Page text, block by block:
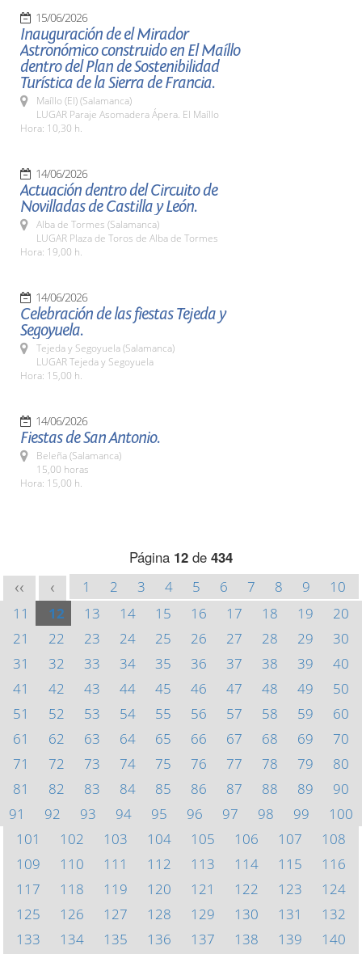
15/06/2026
Inauguración de el Mirador
Astronómico construido en El Maíllo
dentro del Plan de Sostenibilidad
Turística de la Sierra de Francia.
Maíllo (El) (Salamanca)
LUGAR Paraje Asomadera Ápera. El Maíllo
Hora: 10,30 h.
14/06/2026
Actuación dentro del Circuito de
Novilladas de Castilla y León.
Alba de Tormes (Salamanca)
LUGAR Plaza de Toros de Alba de Tormes
Hora: 19,00 h.
14/06/2026
Celebración de las fiestas Tejeda y
Segoyuela.
Tejeda y Segoyuela (Salamanca)
LUGAR Tejeda y Segoyuela
Hora: 15,00 h.
14/06/2026
Fiestas de San Antonio.
Beleña (Salamanca)
15,00 horas
Hora: 15,00 h.
Página 12 de 434
<< < 1 2 3 4 5 6 7 8 9
10
11
12 13 14 15 16 17 18 19
20
21
22 23 24 25 26 27 28 29
30
31
32 33 34 35 36 37 38 39
40
41
42 43 44 45 46 47 48 49
50
51
52 53 54 55 56 57 58 59
60
61
62 63 64 65 66 67 68 69
70
71
72 73 74 75 76 77 78 79
80
81
82 83 84 85 86 87 88 89
90
91
92 93 94 95 96 97 98 99
100
101
102 103 104 105 106 107
108
109
110 111 112 113 114 115
116
117
118 119 120 121 122 123
124
125
126 127 128 129 130 131
132
133
134 135 136 137 138 139
140